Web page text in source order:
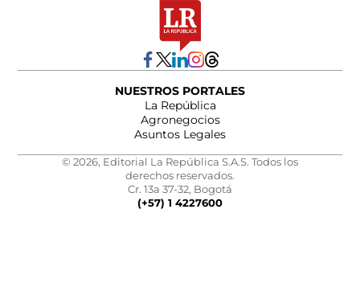
NUESTROS PORTALES
La República
Agronegocios
Asuntos Legales
© 2026, Editorial La República S.A.S. Todos los
derechos reservados.
Cr. 13a 37-32, Bogotá
(+57) 1 4227600